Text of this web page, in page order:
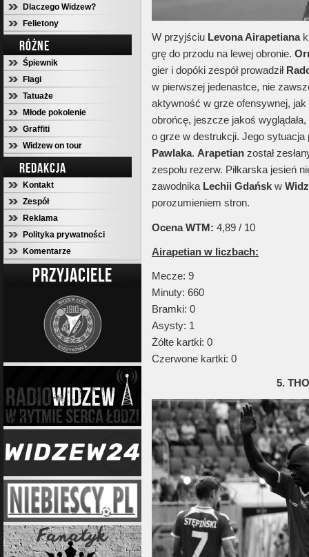
Dlaczego Widzew?
Felietony
RÓŻNE
Śpiewnik
Flagi
Tatuaże
Młode pokolenie
Graffiti
Widzew on tour
REDAKCJA
Kontakt
Zespół
Reklama
Polityka prywatności
Komentarze
PRZYJACIELE
W przyjściu Levona Airapetiana
grę do przodu na lewej obronie.
gier i dopóki zespół prowadził
w pierwszej jedenastce, nie
aktywność w grze ofensywnej,
obrońcę, jeszcze jakoś
o grze w destrukcji. Jego sytuacja
Pawlaka. Arapetian został
zespołu rezerw. Piłkarska jesień
zawodnika Lechii Gdańsk w
porozumieniem stron.
Ocena WTM: 4,89 / 10
Airapetian w liczbach:
Mecze: 9
Minuty: 660
Bramki: 0
Asysty: 1
Żółte kartki: 0
Czerwone kartki: 0
5.